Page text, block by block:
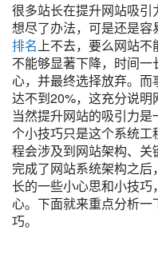
很多站长在提升网站吸
想尽了办法，可是还是
排名上不去，要么网站
不能够显著下降，时间
心，并最终选择放弃。
达不到20%，这充分说明
当然提升网站的吸引力
个小技巧只是这个系统
程会涉及到网站架构、
完成了网站系统架构之
长的一些小心思和小技
心。下面就来重点分析
巧。